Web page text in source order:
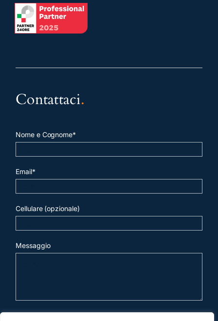
Contattaci.
Nome e Cognome*
Email*
Cellulare (opzionale)
Messaggio